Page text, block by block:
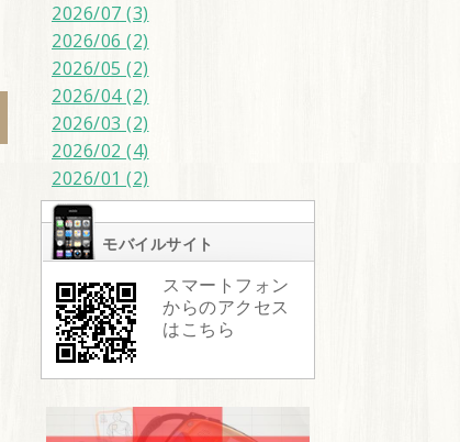
2026/07 (3)
2026/06 (2)
2026/05 (2)
2026/04 (2)
2026/03 (2)
2026/02 (4)
2026/01 (2)
モバイルサイト
スマートフォン
からのアクセス
はこちら